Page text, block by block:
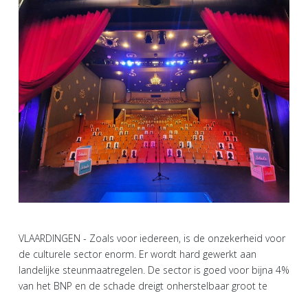
VLAARDINGEN - Zoals voor iedereen, is de onzekerheid voor
de culturele sector enorm. Er wordt hard gewerkt aan
landelijke steunmaatregelen. De sector is goed voor bijna 4%
van het BNP en de schade dreigt onherstelbaar groot te